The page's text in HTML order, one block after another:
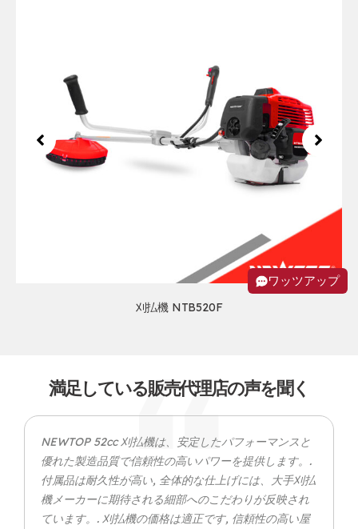
刈払機 NTB520F
満足している販売代理店の声を聞く
NEWTOP 52cc 刈払機は、安定したパフォーマンスと
優れた製造品質で信頼性の高いパワーを提供します。.
付属品は耐久性が高い, 全体的な仕上げには、大手刈払
機メーカーに期待される細部へのこだわりが反映され
ています。. 刈払機の価格は適正です, 信頼性の高い屋
ワッツアップ